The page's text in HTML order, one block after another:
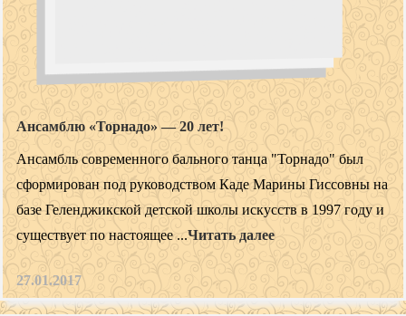
Ансамблю «Торнадо» — 20 лет!
Ансамбль современного бального танца "Торнадо" был
сформирован под руководством Каде Марины Гиссовны на
базе Геленджикской детской школы искусств в 1997 году и
существует по настоящее ...Читать далее
27.01.2017